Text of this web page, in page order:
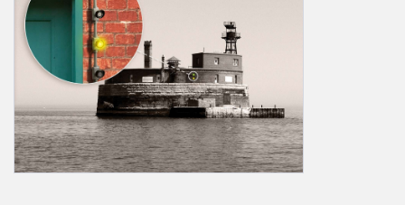
CAPTEURS
Capteurs photoélectriques
Mesure de distance laser
Barrières de mesure
Temps de parcours 3D
IIOT ET L'USINE
INTELLIGENTE
Appel de pièces, service ou retrait de palettes
Communication en usine
Détection fiable des bords avant